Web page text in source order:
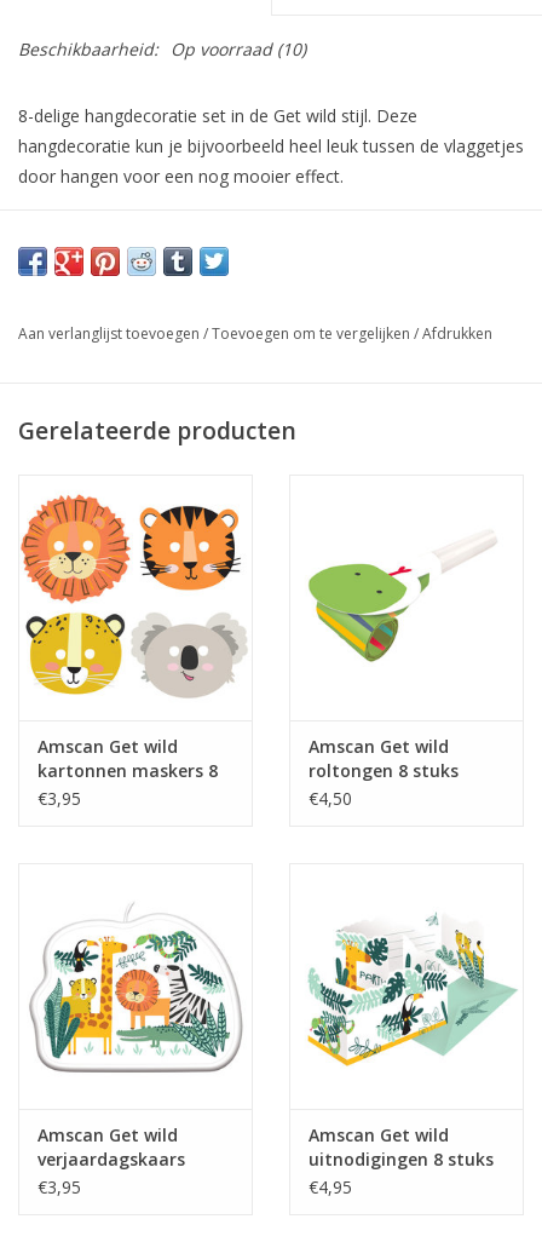
Beschikbaarheid: Op voorraad(10)
8-delige hangdecoratie set in de Get wild stijl. Deze
hangdecoratie kun je bijvoorbeeld heel leuk tussen de vlaggetjes
door hangen voor een nog mooier effect.
Aan verlanglijst toevoegen /Toevoegen om te vergelijken /Afdrukken
Gerelateerde producten
Amscan Get wild
kartonnen maskers 8
stuks
€3,95
Amscan Get wild
roltongen 8 stuks
€4,50
Amscan Get wild
verjaardagskaars
€3,95
Amscan Get wild
uitnodigingen 8 stuks
€4,95